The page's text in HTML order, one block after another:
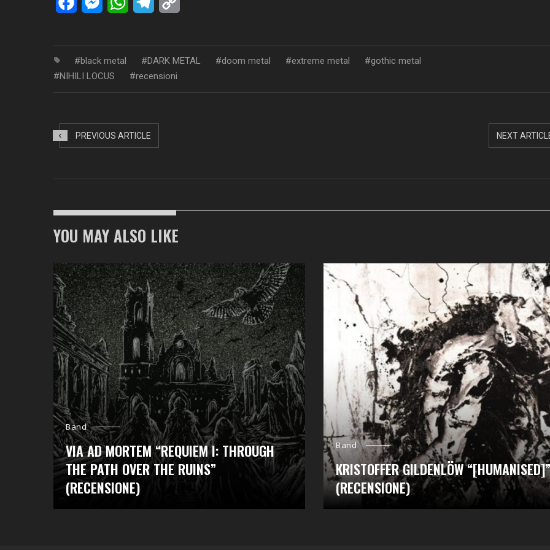
black metal DARK METAL doom metal extreme metal
gothic metal
NIHILI LOCUS
recensioni
PREVIOUS ARTICLE NEXT
YOU MAY ALSO LIKE
Band
VIA AD MORTEM “REQUIEM I: THROUGH
THE PATH OVER THE RUINS”
(RECENSIONE)
Band
KRISTOFFER GILDENLÖW “[HUMANISED]”
(RECENSIONE)